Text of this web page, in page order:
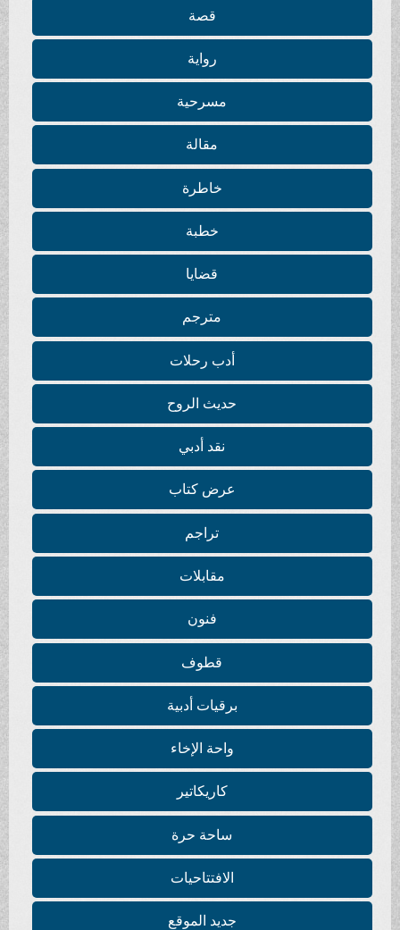
قصة
رواية
مسرحية
مقالة
خاطرة
خطبة
قضايا
مترجم
أدب رحلات
حديث الروح
نقد أدبي
عرض كتاب
تراجم
مقابلات
فنون
قطوف
برقيات أدبية
واحة الإخاء
كاريكاتير
ساحة حرة
الافتتاحيات
جديد الموقع